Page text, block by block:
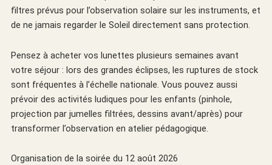
filtres prévus pour l’observation solaire sur les instruments, et
de ne jamais regarder le Soleil directement sans protection.
Pensez à acheter vos lunettes plusieurs semaines avant
votre séjour : lors des grandes éclipses, les ruptures de stock
sont fréquentes à l’échelle nationale. Vous pouvez aussi
prévoir des activités ludiques pour les enfants (pinhole,
projection par jumelles filtrées, dessins avant/après) pour
transformer l’observation en atelier pédagogique.
Organisation de la soirée du 12 août 2026